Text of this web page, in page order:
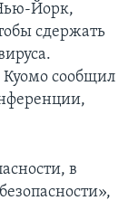
Йорк,
сдержать
сообщил
в